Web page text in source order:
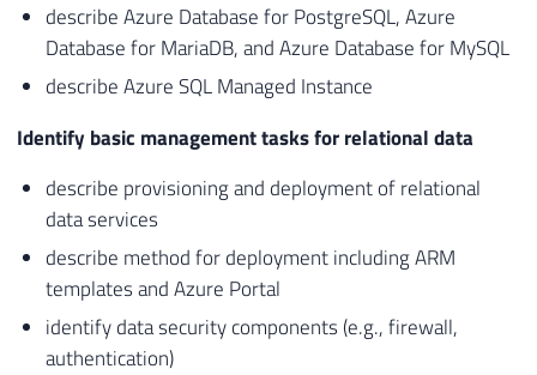
describe Azure Database for PostgreSQL, Azure
Database for MariaDB, and Azure Database for MySQL
describe Azure SQL Managed Instance
Identify basic management tasks for relational data
describe provisioning and deployment of relational
data services
describe method for deployment including ARM
templates and Azure Portal
identify data security components (e.g., firewall,
authentication)